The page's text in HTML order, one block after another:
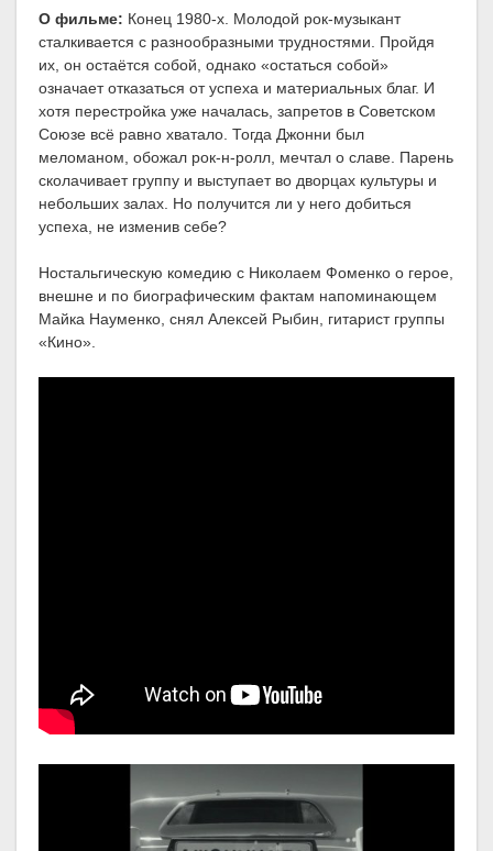
О фильме: Конец 1980-х. Молодой рок-музыкант
сталкивается с разнообразными трудностями. Пройдя
их, он остаётся собой, однако «остаться собой»
означает отказаться от успеха и материальных благ. И
хотя перестройка уже началась, запретов в Советском
Союзе всё равно хватало. Тогда Джонни был
меломаном, обожал рок-н-ролл, мечтал о славе. Парень
сколачивает группу и выступает во дворцах культуры и
небольших залах. Но получится ли у него добиться
успеха, не изменив себе?
Ностальгическую комедию с Николаем Фоменко о герое,
внешне и по биографическим фактам напоминающем
Майка Науменко, снял Алексей Рыбин, гитарист группы
«Кино».